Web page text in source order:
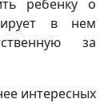
ребенку о
в нем
за
интересных